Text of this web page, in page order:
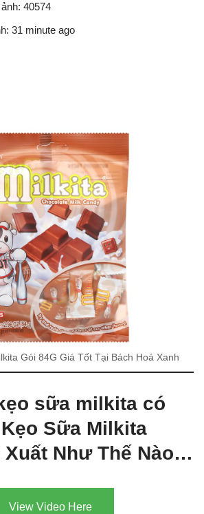
40574
31 minute ago
Gói 84G Giá Tốt Tại Bách Hoá Xanh
sữa milkita có
Sữa Milkita
Như Thế Nào…
View Video Here